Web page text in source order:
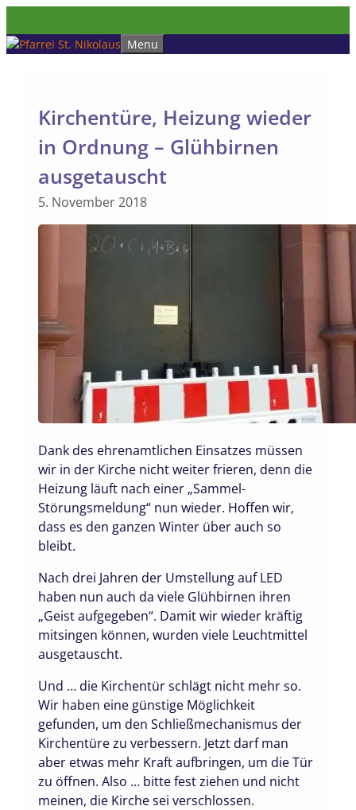
Inhalt
springen
Menu
Kirchentüre, Heizung wieder
in Ordnung – Glühbirnen
ausgetauscht
5. November 2018
Dank des ehrenamtlichen Einsatzes müssen
wir in der Kirche nicht weiter frieren, denn die
Heizung läuft nach einer „Sammel-
Störungsmeldung“ nun wieder. Hoffen wir,
dass es den ganzen Winter über auch so
bleibt.
Nach drei Jahren der Umstellung auf LED
haben nun auch da viele Glühbirnen ihren
„Geist aufgegeben“. Damit wir wieder kräftig
mitsingen können, wurden viele Leuchtmittel
ausgetauscht.
Und … die Kirchentür schlägt nicht mehr so.
Wir haben eine günstige Möglichkeit
gefunden, um den Schließmechanismus der
Kirchentüre zu verbessern. Jetzt darf man
aber etwas mehr Kraft aufbringen, um die Tür
zu öffnen. Also … bitte fest ziehen und nicht
meinen, die Kirche sei verschlossen.